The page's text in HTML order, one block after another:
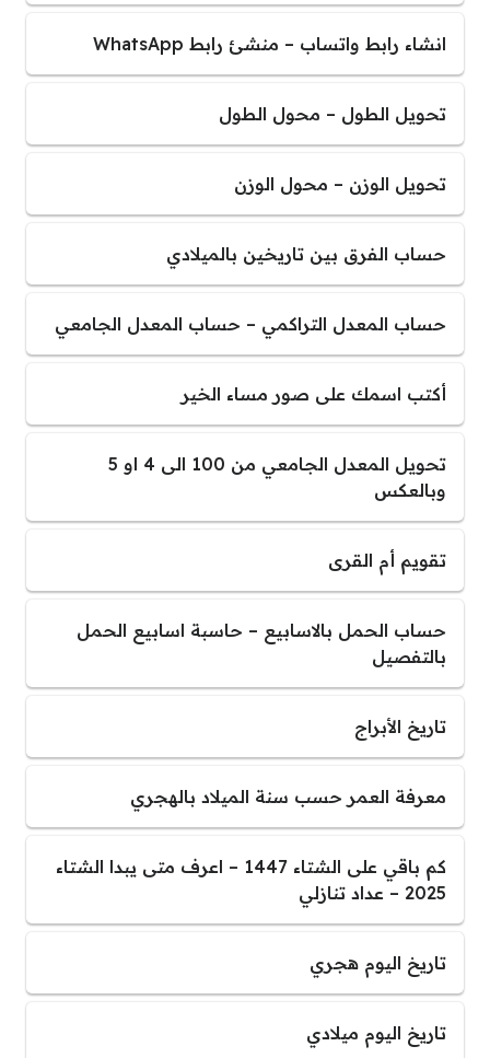
انشاء رابط واتساب – منشئ رابط WhatsApp
تحويل الطول – محول الطول
تحويل الوزن – محول الوزن
حساب الفرق بين تاريخين بالميلادي
حساب المعدل التراكمي – حساب المعدل الجامعي
أكتب اسمك على صور مساء الخير
تحويل المعدل الجامعي من 100 الى 4 او 5
وبالعكس
تقويم أم القرى
حساب الحمل بالاسابيع – حاسبة اسابيع الحمل
بالتفصيل
تاريخ الأبراج
معرفة العمر حسب سنة الميلاد بالهجري
كم باقي على الشتاء 1447 – اعرف متى يبدا الشتاء
2025 – عداد تنازلي
تاريخ اليوم هجري
تاريخ اليوم ميلادي